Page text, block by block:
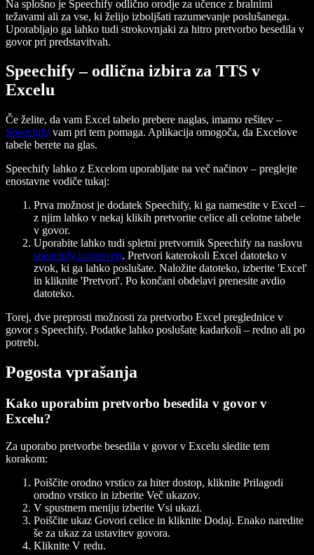
Na splošno je Speechify odlično orodje za učence z bralnimi
težavami ali za vse, ki želijo izboljšati razumevanje poslušanega.
Uporabljajo ga lahko tudi strokovnjaki za hitro pretvorbo besedila v
govor pri predstavitvah.
Speechify – odlična izbira za TTS v
Excelu
Če želite, da vam Excel tabelo prebere naglas, imamo rešitev –
Speechify vam pri tem pomaga. Aplikacija omogoča, da Excelove
tabele berete na glas.
Speechify lahko z Excelom uporabljate na več načinov – preglejte
enostavne vodiče tukaj:
Prva možnost je dodatek Speechify, ki ga namestite v Excel –
z njim lahko v nekaj klikih pretvorite celice ali celotne tabele
v govor.
Uporabite lahko tudi spletni pretvornik Speechify na naslovu
speechify.io/convert. Pretvori katerokoli Excel datoteko v
zvok, ki ga lahko poslušate. Naložite datoteko, izberite 'Excel'
in kliknite 'Pretvori'. Po končani obdelavi prenesite avdio
datoteko.
Torej, dve preprosti možnosti za pretvorbo Excel preglednice v
govor s Speechify. Podatke lahko poslušate kadarkoli – redno ali po
potrebi.
Pogosta vprašanja
Kako uporabim pretvorbo besedila v govor v
Excelu?
Za uporabo pretvorbe besedila v govor v Excelu sledite tem
korakom:
Poiščite orodno vrstico za hiter dostop, kliknite Prilagodi
orodno vrstico in izberite Več ukazov.
V spustnem meniju izberite Vsi ukazi.
Poiščite ukaz Govori celice in kliknite Dodaj. Enako naredite
še za ukaz za ustavitev govora.
Kliknite V redu.